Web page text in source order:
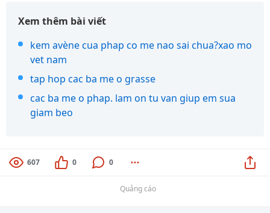
Xem thêm bài viết
kem avène cua phap co me nao sai chua?xao mo
vet nam
tap hop cac ba me o grasse
cac ba me o phap. lam on tu van giup em sua
giam beo
607 0 0
Quảng cáo